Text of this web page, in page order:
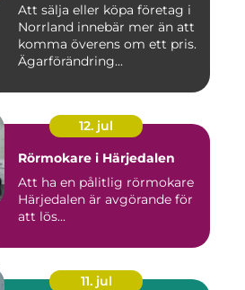
Att sälja eller köpa företag i
Norrland innebär mer än att
komma överens om ett pris.
Ägarförändring...
12. jul
Rörmokare i Härjedalen
Att ha en pålitlig rörmokare
Härjedalen är avgörande för
att lös...
11. jul